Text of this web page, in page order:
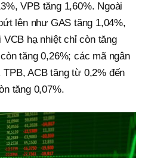
VPB tăng 1,60%. Ngoài
lên như GAS tăng 1,04%,
hạ nhiệt chỉ còn tăng
tăng 0,26%; các mã ngân
ACB tăng từ 0,2% đến
tăng 0,07%.